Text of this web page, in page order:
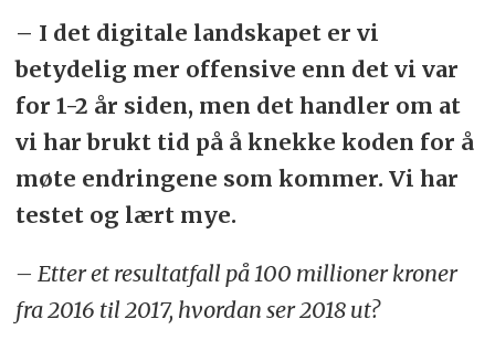
– I det digitale landskapet er vi
betydelig mer offensive enn det vi var
for 1-2 år siden, men det handler om at
vi har brukt tid på å knekke koden for å
møte endringene som kommer. Vi har
testet og lært mye.
– Etter et resultatfall på 100 millioner kroner
fra 2016 til 2017, hvordan ser 2018 ut?